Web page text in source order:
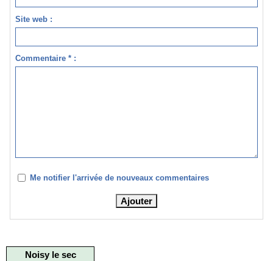
Site web :
Commentaire * :
Me notifier l'arrivée de nouveaux commentaires
Noisy le sec